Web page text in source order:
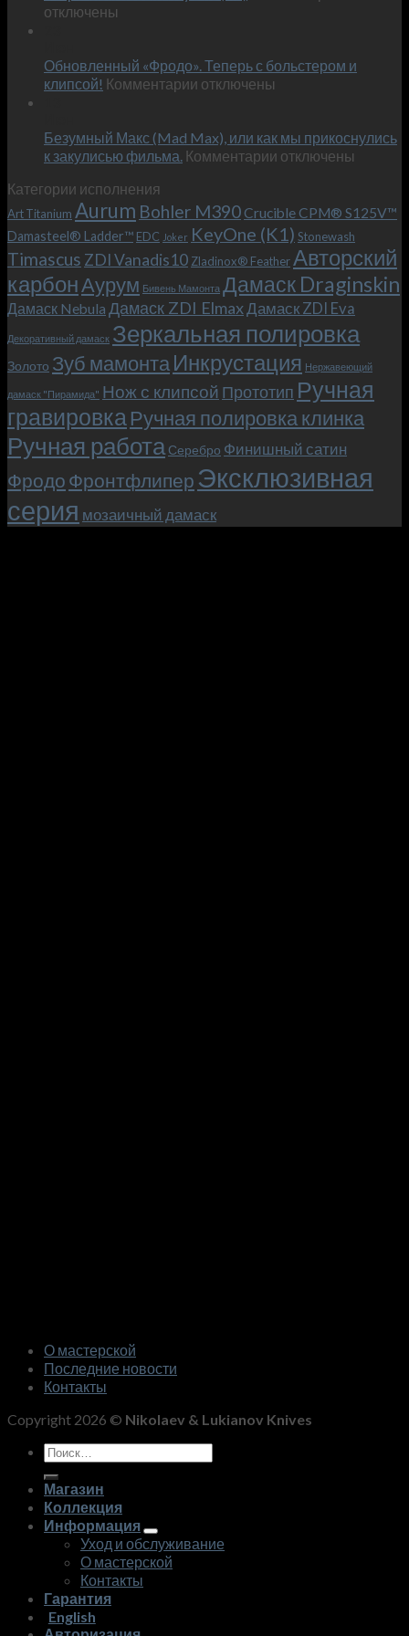
–
и
KeyOne
отключены
Обновленный «Фродо». Теперь с больстером и
клипсой! Комментарии к
«Фродо».
Теперь
и
клипсой!
отключены
Безумный Макс (Mad Max), или как мы прикоснулись
к закулисью фильма. Комментарии к
Макс
(Mad
Max),
или
как
мы
прикоснулись
к
фильма.
отключены
Категории исполнения
Art Titanium Aurum Bohler M390Crucible CPM® S125V™
Damasteel® Ladder™ EDC Joker KeyOne (K1) Stonewash
Timascus ZDI Vanadis10 Zladinox® FeatherАвторский
карбонАурум Бивень Мамонта Дамаск Draginskin
Дамаск Nebula Дамаск ZDI ElmaxДамаск ZDI Eva
Декоративный дамаск Зеркальная полировка
Золото Зуб мамонтаИнкрустация Нержавеющий
дамаск "Пирамида" Нож с клипсой Прототип Ручная
гравировкаРучная полировка клинка
Ручная работа Серебро Финишный сатин
Фродо Фронтфлипер Эксклюзивная
серия мозаичный дамаск
О мастерской
Последние новости
Контакты
Copyright 2026 © Nikolaev & Lukianov Knives
Искать:
Магазин
Коллекция
Информация
Уход и обслуживание
О мастерской
Контакты
Гарантия
English